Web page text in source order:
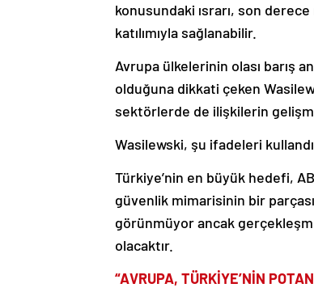
konusundaki ısrarı, son
katılımıyla sağlanabilir.
Avrupa ülkelerinin olası barış
olduğuna dikkati çeken
sektörlerde de ilişkilerin
Wasilewski, şu ifadeleri
Türkiye’nin en büyük hedefi,
güvenlik mimarisinin bir
görünmüyor ancak
olacaktır.
“AVRUPA, TÜRKİYE’NİN